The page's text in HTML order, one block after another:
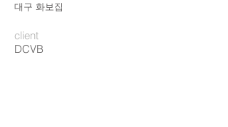
대구 화보집
client
DCVB